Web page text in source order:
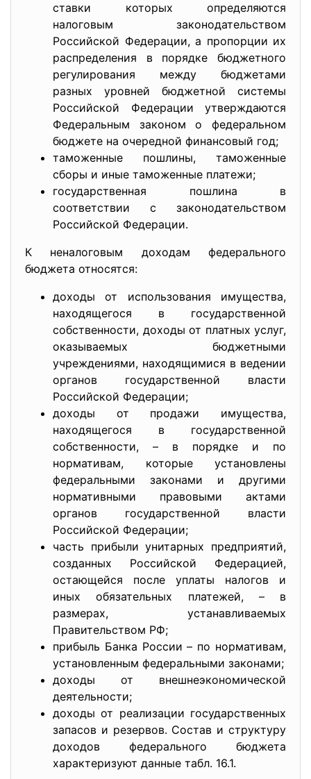
ставки которых определяются
налоговым законодательством
Российской Федерации, а пропорции их
распределения в порядке бюджетного
регулирования между бюджетами
разных уровней бюджетной системы
Российской Федерации утверждаются
Федеральным законом о федеральном
бюджете на очередной финансовый год;
таможенные пошлины, таможенные
сборы и иные таможенные платежи;
государственная пошлина в
соответствии с законодательством
Российской Федерации.
К неналоговым доходам федерального
бюджета относятся:
доходы от использования имущества,
находящегося в государственной
собственности, доходы от платных услуг,
оказываемых бюджетными
учреждениями, находящимися в ведении
органов государственной власти
Российской Федерации;
доходы от продажи имущества,
находящегося в государственной
собственности, – в порядке и по
нормативам, которые установлены
федеральными законами и другими
нормативными правовыми актами
органов государственной власти
Российской Федерации;
часть прибыли унитарных предприятий,
созданных Российской Федерацией,
остающейся после уплаты налогов и
иных обязательных платежей, – в
размерах, устанавливаемых
Правительством РФ;
прибыль Банка России – по нормативам,
установленным федеральными законами;
доходы от внешнеэкономической
деятельности;
доходы от реализации государственных
запасов и резервов. Состав и структуру
доходов федерального бюджета
характеризуют данные табл. 16.1.